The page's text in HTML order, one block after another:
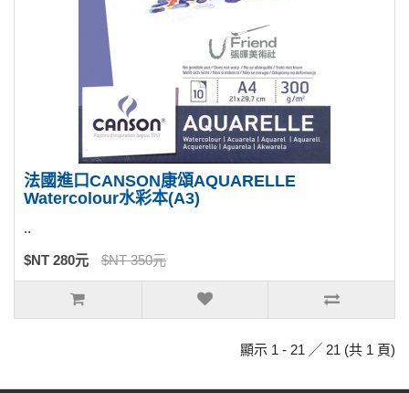
法國進口CANSON康頌AQUARELLE
Watercolour水彩本(A3)
..
$NT 280元 $NT 350元
顯示 1 - 21 ╱ 21 (共 1 頁)